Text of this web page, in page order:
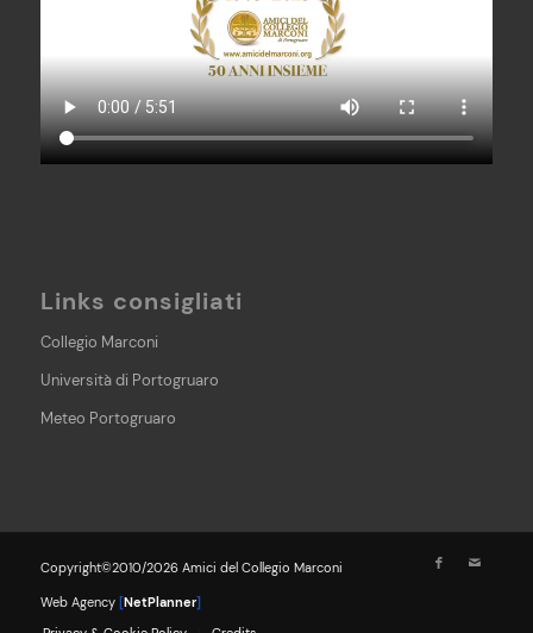
Links consigliati
Collegio Marconi
Università di Portogruaro
Meteo Portogruaro
Copyright©2010/2026 Amici del Collegio Marconi
Web Agency [NetPlanner]